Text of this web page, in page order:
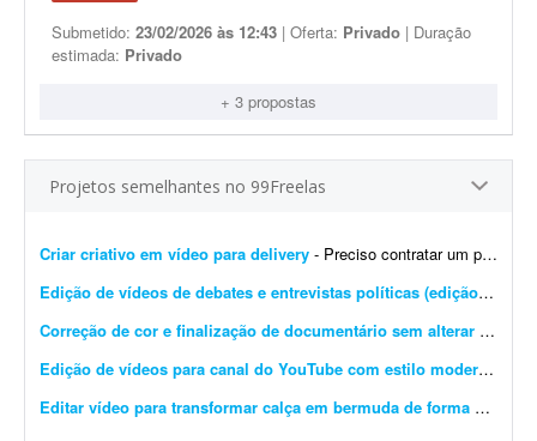
Submetido: 23/02/2026 às 12:43 | Oferta: Privado | Duração
estimada: Privado
+ 3 propostas
Projetos semelhantes no 99Freelas
Criar criativo em vídeo para delivery - Preciso contratar um profissional para editar e/ou produzir um criativo em vídeo para tráfego pago (Instagram/Facebook), focado em delivery de espetinho, marmitinhas e pão de a...
Edição de vídeos de debates e entrevistas políticas (edição simples)
Correção de cor e finalização de documentário sem alterar narrativa
Edição de vídeos para canal do YouTube com estilo moderno
Editar vídeo para transformar calça em bermuda de forma natural